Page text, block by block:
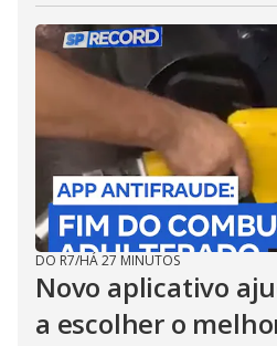
DO R7/HÁ 27 MINUTOS
Novo aplicativo
a escolher o